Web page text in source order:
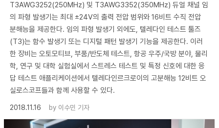
T3AWG3252(250MHz) 및 T3AWG3352(350MHz) 듀얼 채널 임
의 파형 발생기는 최대 ±24V의 출력 전압 범위와 16비트 수직 전압
분해능을 제공한다. 임의 파형 발생기 외에도, 텔레다인 테스트 툴즈
(T3)는 함수 발생기 또는 디지털 패턴 발생기 기능을 제공한다. 이러
한 장비는 오토모티브, 부품/반도체 테스트, 항공 우주/국방 분야, 물리
학, 연구 및 대학 실험실에서 스트레스 테스트 및 특정 신호에 대한 응
답 테스트 애플리케이션에서 텔레다인르크로이의 고분해능 12비트 오
실로스코프들과 함께 사용할 수 있다.
2018.11.16
by 이수민 기자